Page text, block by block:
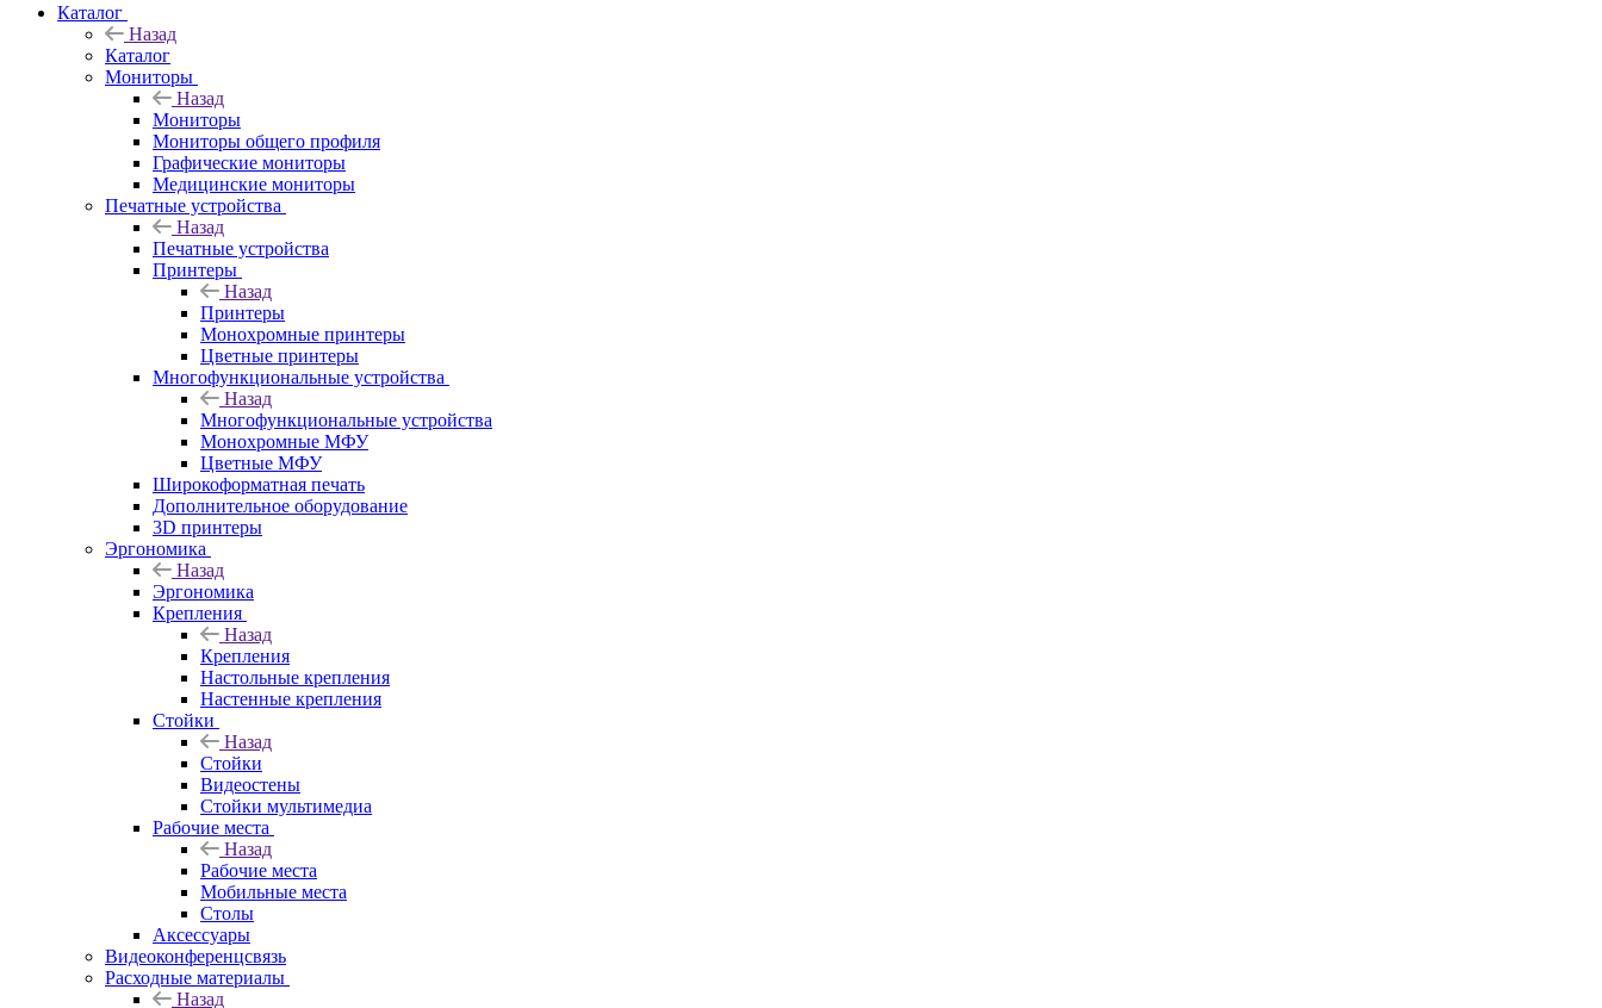
Каталог
Назад
Каталог
Мониторы
Назад
Мониторы
Мониторы общего профиля
Графические мониторы
Медицинские мониторы
Печатные устройства
Назад
Печатные устройства
Принтеры
Назад
Принтеры
Моноxромныe принтеры
Цвeтныe принтеры
Многофункциональные устройства
Назад
Многофункциональные устройства
Монохромные МФУ
Цветные МФУ
Широкоформатная печать
Дополнительное оборудование
3D принтеры
Эргономика
Назад
Эргономика
Крепления
Назад
Крепления
Настольные крепления
Настенные крепления
Стойки
Назад
Стойки
Видеостены
Стойки мультимедиа
Рабочие места
Назад
Рабочие места
Мобильные места
Столы
Аксессуары
Видеоконференцсвязь
Расходные материалы
Назад